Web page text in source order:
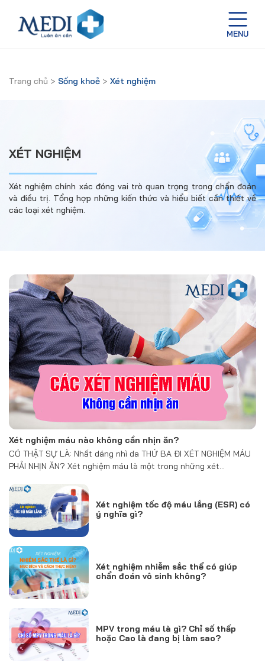
Trang chủ > Sống khoẻ > Xét nghiệm
XÉT NGHIỆM
Xét nghiệm chính xác đóng vai trò quan trọng trong chẩn đoán
và điều trị. Tổng hợp những kiến thức và hiểu biết cần thiết về
các loại xét nghiệm.
Xét nghiệm máu nào không cần nhịn ăn?
CÓ THẬT SỰ LÀ: Nhất dáng nhì da THỨ BA ĐI XÉT NGHIỆM MÁU
PHẢI NHỊN ĂN? Xét nghiệm máu là một trong những xét…
Xét nghiệm tốc độ máu lắng (ESR) có
ý nghĩa gì?
Xét nghiệm nhiễm sắc thể có giúp
chẩn đoán vô sinh không?
MPV trong máu là gì? Chỉ số thấp
hoặc Cao là đang bị làm sao?